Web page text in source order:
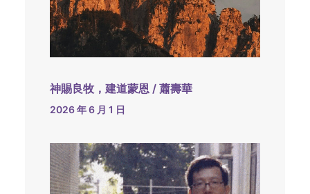
神賜良牧，建道蒙恩 / 蕭壽華
2026 年 6 月 1 日